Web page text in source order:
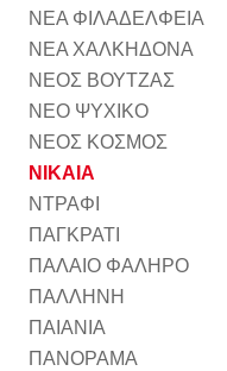
ΝΕΑ ΦΙΛΑΔΕΛΦΕΙΑ
ΝΕΑ ΧΑΛΚΗΔΟΝΑ
ΝΕΟΣ ΒΟΥΤΖΑΣ
ΝΕΟ ΨΥΧΙΚΟ
ΝΕΟΣ ΚΟΣΜΟΣ
ΝΙΚΑΙΑ
ΝΤΡΑΦΙ
ΠΑΓΚΡΑΤΙ
ΠΑΛΑΙΟ ΦΑΛΗΡΟ
ΠΑΛΛΗΝΗ
ΠΑΙΑΝΙΑ
ΠΑΝΟΡΑΜΑ